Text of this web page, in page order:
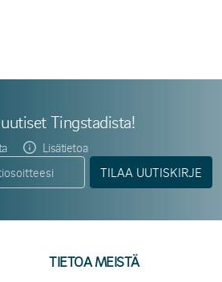
Tingstadista!
Lisätietoa
TILAA UUTISKIRJE
TIETOA MEISTÄ